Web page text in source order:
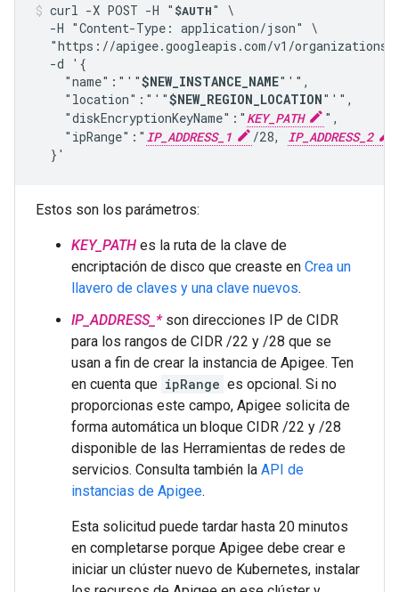
curl -X POST -H " $AUTH" \
  -H "Content-Type: application/json" \
  "https://apigee.googleapis.com/v1/organizations/
  -d '{
    "name":"'"
$NEW_INSTANCE_NAME"'",
    "location":"'"
$NEW_REGION_LOCATION"'",
    "diskEncryptionKeyName":"
KEY_PATH
",
    "ipRange":"
IP_ADDRESS_1 /28, IP_ADDRESS_2
  }'
Estos son los parámetros:
KEY_PATH es la ruta de la clave de
encriptación de disco que creaste en Crea un
llavero de claves y una clave nuevos.
IP_ADDRESS_*son direcciones IP de CIDR
para los rangos de CIDR /22 y /28 que se
usan a fin de crear la instancia de Apigee. Ten
en cuenta que ipRange es opcional. Si no
proporcionas este campo, Apigee solicita de
forma automática un bloque CIDR /22 y /28
disponible de las Herramientas de redes de
servicios. Consulta también la API de
instancias de Apigee.
Esta solicitud puede tardar hasta 20 minutos
en completarse porque Apigee debe crear e
iniciar un clúster nuevo de Kubernetes, instalar